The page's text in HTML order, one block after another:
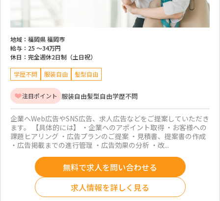
地域： 福岡県 福岡市
給与： 25 ～34万円
休日： 完全週休2日制（土日祝）
学歴不問 服装自由 髪型自由
注目ポイント 服装自由髪型自由学歴不問
企業へWeb広告やSNS広告、求人広告などをご提案していただき
ます。 【具体的には】 ・企業へのアポイント取得 ・お客様への
課題ヒアリング ・広告プランのご提案 ・見積書、提案書の作成
・広告掲載までの進行管理 ・広告効果の分析 ・改...
無料で求人を問い合わせる
求人情報を詳しく見る